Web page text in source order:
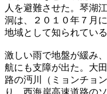
人を避難させた。琴湖
洞は、２０１０年７月
地域として知られている
激しい雨で地盤が緩み
航にも支障が出た。大
路の沔川（ミョンチョ